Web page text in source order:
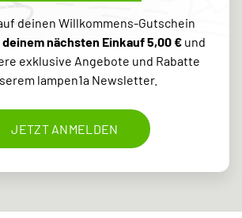
deinen Willkommens-Gutschein
nächsten Einkauf 5,00 €und
exklusive Angebote und Rabatte
lampen1a Newsletter.
JETZT ANMELDEN